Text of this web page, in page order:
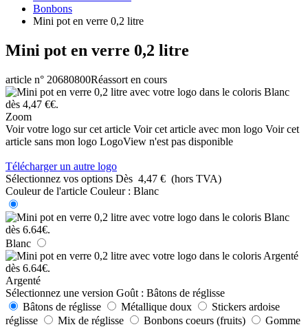
Bonbons
Mini pot en verre 0,2 litre
Mini pot en verre 0,2 litre
article n° 20680800Réassort en cours
Zoom
Voir votre logo sur cet article Voir cet article avec mon logo Voir cet
article sans mon logo LogoView n'est pas disponible
Télécharger un autre logo
Sélectionnez vos options Dès 4,47 € (hors TVA)
Couleur de l'article Couleur : Blanc
Blanc
Argenté
Sélectionnez une version Goût : Bâtons de réglisse
Bâtons de réglisse
Métallique doux
Stickers ardoise
réglisse
Mix de réglisse Bonbons coeurs (fruits)
Gomme